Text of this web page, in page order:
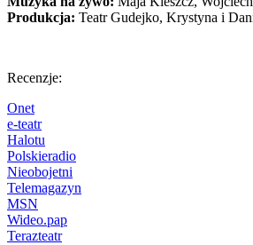
Produkcja: Teatr Gudejko, Krystyna i
Recenzje:
Onet
e-teatr
Halotu
Polskieradio
Nieobojetni
Telemagazyn
MSN
Wideo.pap
Terazteatr